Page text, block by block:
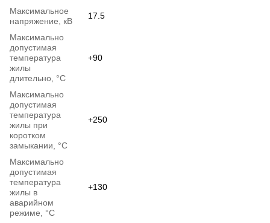
Максимальное
напряжение, кВ
17.5
Максимально
допустимая
температура
жилы
длительно, °С
+90
Максимально
допустимая
температура
жилы при
коротком
замыкании, °С
+250
Максимально
допустимая
температура
жилы в
аварийном
режиме, °С
+130